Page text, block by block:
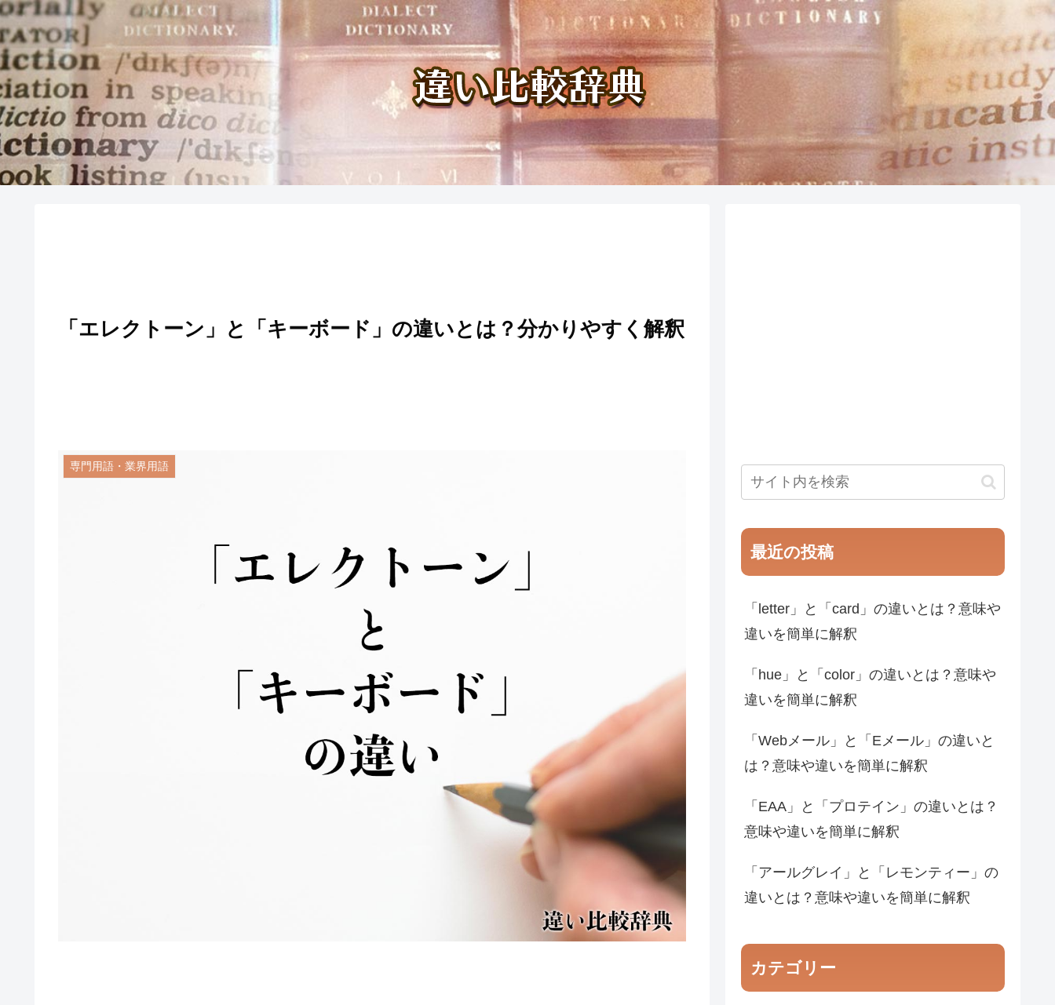
「エレクトーン」と「キーボード」の違いとは？分かりやすく解釈
専門用語・業界用語
最近の投稿
「letter」と「card」の違いとは？意味や
違いを簡単に解釈
「hue」と「color」の違いとは？意味や
違いを簡単に解釈
「Webメール」と「Eメール」の違いと
は？意味や違いを簡単に解釈
「EAA」と「プロテイン」の違いとは？
意味や違いを簡単に解釈
「アールグレイ」と「レモンティー」の
違いとは？意味や違いを簡単に解釈
カテゴリー